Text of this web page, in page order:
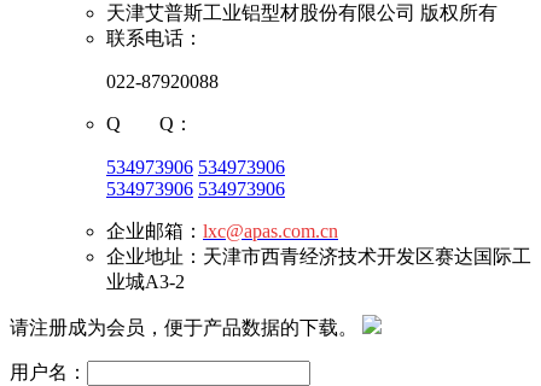
天津艾普斯工业铝型材股份有限公司 版权所有
联系电话：
022-87920088
Q Q：
534973906 534973906
534973906 534973906
企业邮箱： lxc@apas.com.cn
企业地址：天津市西青经济技术开发区赛达国际工
业城A3-2
请注册成为会员，便于产品数据的下载。
用户名：